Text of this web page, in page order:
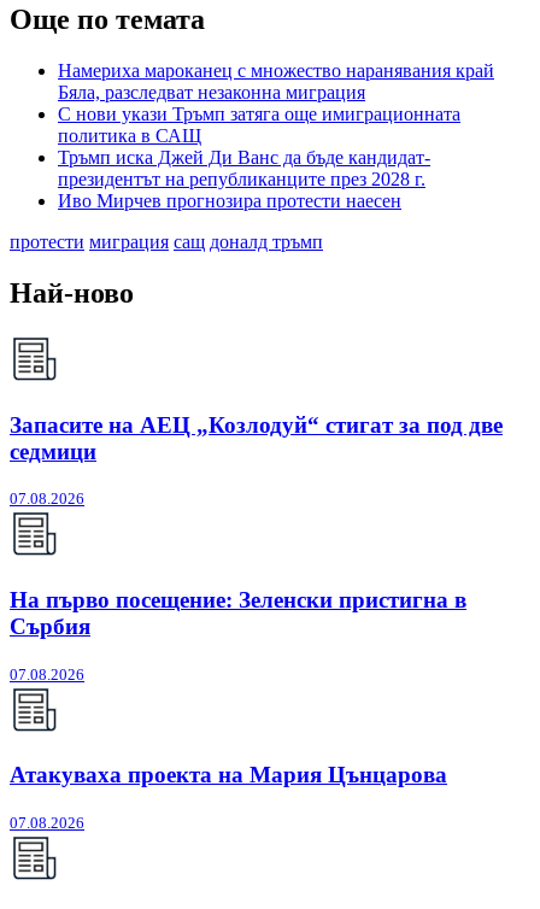
Още по темата
Намериха мароканец с множество наранявания край
Бяла, разследват незаконна миграция
С нови укази Тръмп затяга още имиграционната
политика в САЩ
Тръмп иска Джей Ди Ванс да бъде кандидат-
президентът на републиканците през 2028 г.
Иво Мирчев прогнозира протести наесен
протести миграция сащ доналд тръмп
Най-ново
Запасите на АЕЦ „Козлодуй“ стигат за под две
седмици
07.08.2026
На първо посещение: Зеленски пристигна в
Сърбия
07.08.2026
Атакуваха проекта на Мария Цънцарова
07.08.2026